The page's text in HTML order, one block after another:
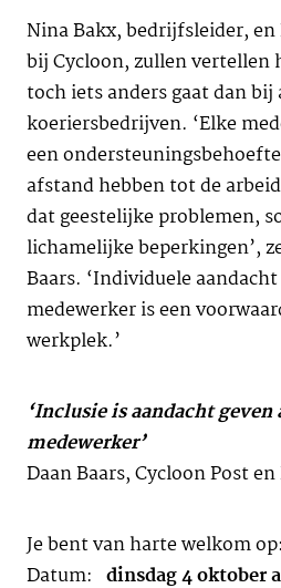
Nina Bakx, bedrijfsleider, en
bij Cycloon, zullen vertellen
toch iets anders gaat dan bij
koeriersbedrijven. ‘Elke
een
afstand hebben tot de
dat geestelijke problemen,
lichamelijke beperkingen’,
Baars. ‘Individuele
medewerker is een
werkplek.’
‘Inclusie is aandacht geven
medewerker’
Daan Baars, Cycloon Post
Je bent van harte welkom op:
Datum: dinsdag 4 oktober